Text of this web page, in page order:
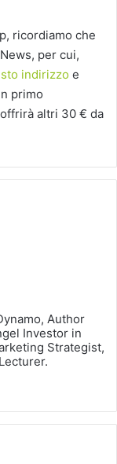
ricordiamo che
per cui,
indirizzo e
primo
altri 30 € da
Author
Investor in
Strategist,